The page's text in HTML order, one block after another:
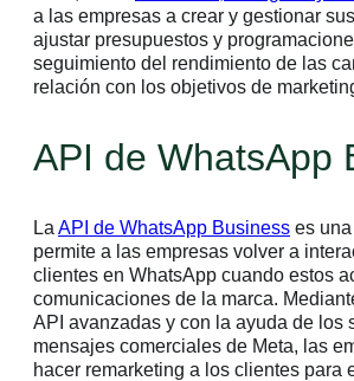
a las empresas a crear y gestionar
ajustar presupuestos y
seguimiento del rendimiento de las
relación con los objetivos de
API de WhatsApp
La API de WhatsApp Business es
permite a las empresas volver a
clientes en WhatsApp cuando estos
comunicaciones de la marca.
API avanzadas y con la ayuda de los
mensajes comerciales de Meta, las
hacer remarketing a los clientes para